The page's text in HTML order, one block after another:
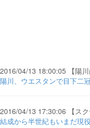
2016/04/13 18:00:05 【陽川
陽川、ウエスタンで目下二
2016/04/13 17:30:06 【スク
結成から半世紀もいまだ現